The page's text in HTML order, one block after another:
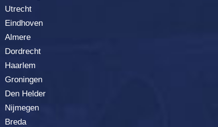
Utrecht
Eindhoven
Almere
Dordrecht
Haarlem
Groningen
Den Helder
Nijmegen
Breda